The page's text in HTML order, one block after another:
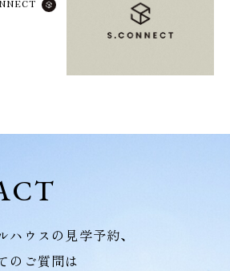
ハウスの見学予約、
のご質問は